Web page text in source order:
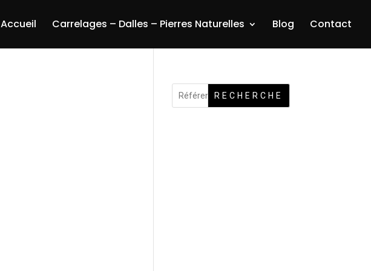
Accueil Carrelages – Dalles – Pierres Naturelles Blog Contact
RECHERCHE